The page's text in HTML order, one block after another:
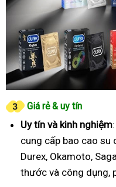
Giá rẻ & uy tín
Uy tín và kinh nghiệm
cung cấp bao cao su
Durex, Okamoto,
thước và công dụng,